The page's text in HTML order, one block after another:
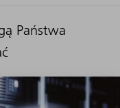
Państwa